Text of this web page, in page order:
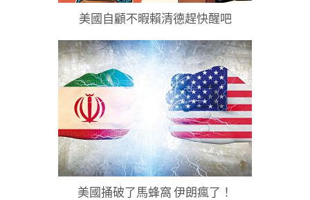
美國自顧不暇賴清德趕快醒吧
美國捅破了馬蜂窩 伊朗瘋了！